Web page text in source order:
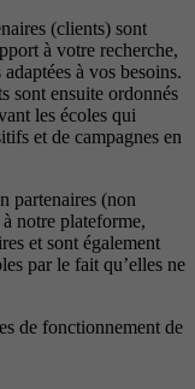
(clients) sont
à votre recherche,
à vos besoins.
sont ensuite ordonnés
les écoles qui
et de campagnes en
partenaires (non
notre plateforme,
et sont également
par le fait qu’elles ne
de fonctionnement de